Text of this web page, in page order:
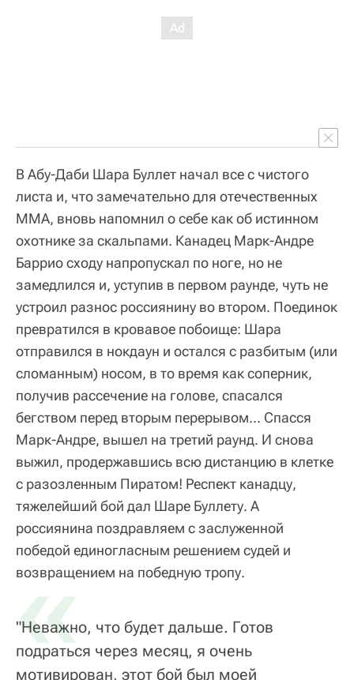
В Абу-Даби Шара Буллет начал все с чистого
листа и, что замечательно для отечественных
ММА, вновь напомнил о себе как об истинном
охотнике за скальпами. Канадец Марк-Андре
Баррио сходу напропускал по ноге, но не
замедлился и, уступив в первом раунде, чуть не
устроил разнос россиянину во втором. Поединок
превратился в кровавое побоище: Шара
отправился в нокдаун и остался с разбитым (или
сломанным) носом, в то время как соперник,
получив рассечение на голове, спасался
бегством перед вторым перерывом... Спасся
Марк-Андре, вышел на третий раунд. И снова
выжил, продержавшись всю дистанцию в клетке
с разозленным Пиратом! Респект канадцу,
тяжелейший бой дал Шаре Буллету. А
россиянина поздравляем с заслуженной
победой единогласным решением судей и
возвращением на победную тропу.
«
"Неважно, что будет дальше. Готов
подраться через месяц, я очень
мотивирован, этот бой был моей